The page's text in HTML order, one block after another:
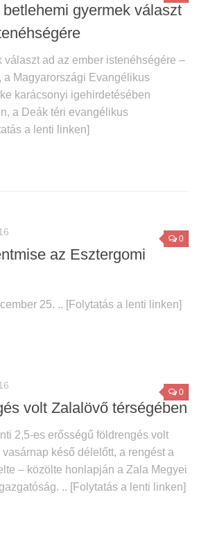
gyermek választ
választ ad az ember istenéhségére –
a Magyarországi Evangélikus
karácsonyi igehirdetésében
a Deák téri evangélikus
a lenti linken]
0
az Esztergomi
25. .. [Folytatás a lenti linken]
0
volt Zalalövő térségében
2,5-es erősségű földrengés volt
késő délelőtt, a rengést a
– közölte honlapján a Zala Megyei
.. [Folytatás a lenti linken]